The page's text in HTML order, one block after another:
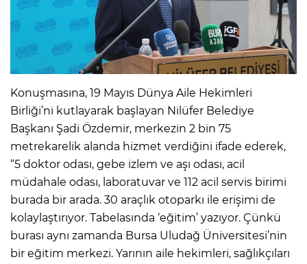
Konuşmasına, 19 Mayıs Dünya Aile Hekimleri
Birliği’ni kutlayarak başlayan Nilüfer Belediye
Başkanı Şadi Özdemir, merkezin 2 bin 75
metrekarelik alanda hizmet verdiğini ifade ederek,
“5 doktor odası, gebe izlem ve aşı odası, acil
müdahale odası, laboratuvar ve 112 acil servis birimi
burada bir arada. 30 araçlık otoparkı ile erişimi de
kolaylaştırıyor. Tabelasında ‘eğitim’ yazıyor. Çünkü
burası aynı zamanda Bursa Uludağ Üniversitesi’nin
bir eğitim merkezi. Yarının aile hekimleri, sağlıkçıları